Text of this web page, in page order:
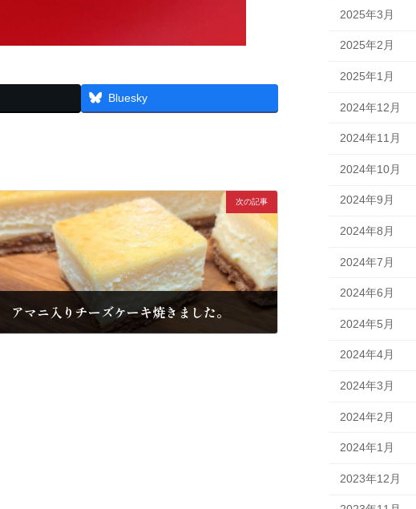
Bluesky
次の記事
アマニ入りチーズケーキ焼きました。
2025年3月
2025年2月
2025年1月
2024年12月
2024年11月
2024年10月
2024年9月
2024年8月
2024年7月
2024年6月
2024年5月
2024年4月
2024年3月
2024年2月
2024年1月
2023年12月